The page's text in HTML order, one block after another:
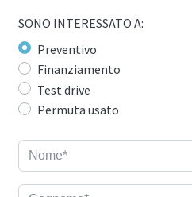
SONO INTERESSATO A:
Preventivo
Finanziamento
Test drive
Permuta usato